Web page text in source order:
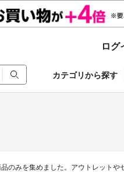
ログ
カテゴリから探す
のみを集めました。アウトレットや